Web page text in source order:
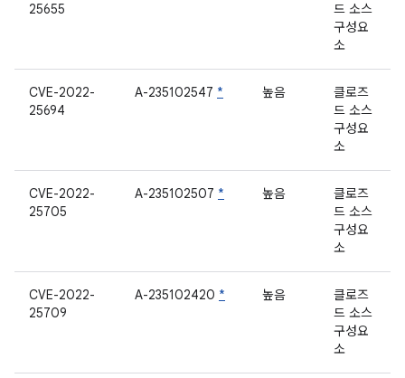
25655
드 소스
구성요
소
CVE-2022-
25694
A-235102547 * 높음
클로즈
드 소스
구성요
소
CVE-2022-
25705
A-235102507 * 높음
클로즈
드 소스
구성요
소
CVE-2022-
25709
A-235102420 * 높음
클로즈
드 소스
구성요
소